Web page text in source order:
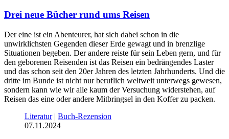
Drei neue Bücher rund ums Reisen
Der eine ist ein Abenteurer, hat sich dabei schon in die
unwirklichsten Gegenden dieser Erde gewagt und in brenzlige
Situationen begeben. Der andere reiste für sein Leben gern, und für
den geborenen Reisenden ist das Reisen ein bedrängendes Laster
und das schon seit den 20er Jahren des letzten Jahrhunderts. Und die
dritte im Bunde ist nicht nur beruflich weltweit unterwegs gewesen,
sondern kann wie wir alle kaum der Versuchung widerstehen, auf
Reisen das eine oder andere Mitbringsel in den Koffer zu packen.
Literatur| Buch-Rezension
07.11.2024